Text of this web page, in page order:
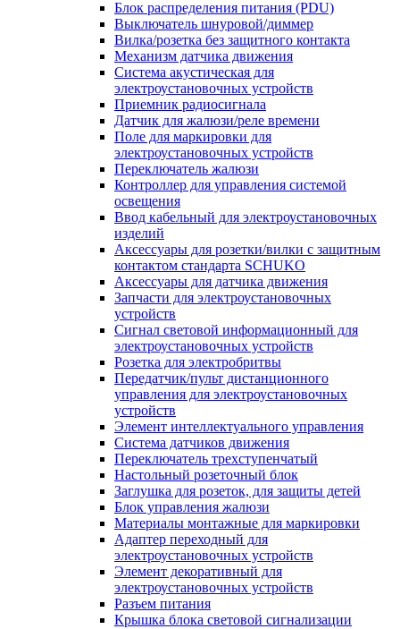
Блок распределения питания (PDU)
Выключатель шнуровой/диммер
Вилка/розетка без защитного контакта
Механизм датчика движения
Система акустическая для
электроустановочных устройств
Приемник радиосигнала
Датчик для жалюзи/реле времени
Поле для маркировки для
электроустановочных устройств
Переключатель жалюзи
Контроллер для управления системой
освещения
Ввод кабельный для электроустановочных
изделий
Аксессуары для розетки/вилки с защитным
контактом стандарта SCHUKO
Аксессуары для датчика движения
Запчасти для электроустановочных
устройств
Сигнал световой информационный для
электроустановочных устройств
Розетка для электробритвы
Передатчик/пульт дистанционного
управления для электроустановочных
устройств
Элемент интеллектуального управления
Система датчиков движения
Переключатель трехступенчатый
Настольный розеточный блок
Заглушка для розеток, для защиты детей
Блок управления жалюзи
Материалы монтажные для маркировки
Адаптер переходный для
электроустановочных устройств
Элемент декоративный для
электроустановочных устройств
Разъем питания
Крышка блока световой сигнализации